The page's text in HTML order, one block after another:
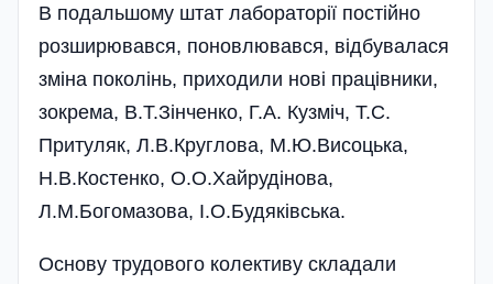
В подальшому штат лабораторії постійно
розширювався, поновлювався, відбувалася
зміна поколінь, приходили нові працівники,
зокрема, В.Т.Зінченко, Г.А. Кузміч, Т.С.
Притуляк, Л.В.Круглова, М.Ю.Висоцька,
Н.В.Костенко, О.О.Хайрудінова,
Л.М.Богомазова, І.О.Будяківська.
Основу трудового колективу складали